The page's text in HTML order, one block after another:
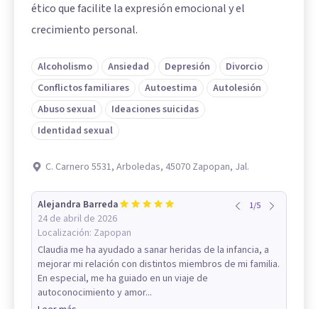
ético que facilite la expresión emocional y el
crecimiento personal.
Alcoholismo Ansiedad Depresión
Divorcio
Conflictos familiares
Autoestima
Autolesión
Abuso sexual
Ideaciones suicidas
Identidad sexual
C. Carnero 5531, Arboledas, 45070 Zapopan, Jal.
Alejandra Barreda
24 de abril de 2026
Localización: Zapopan
1/5
Claudia me ha ayudado a sanar heridas de la infancia, a
mejorar mi relación con distintos miembros de mi familia.
En especial, me ha guiado en un viaje de
autoconocimiento y amor...